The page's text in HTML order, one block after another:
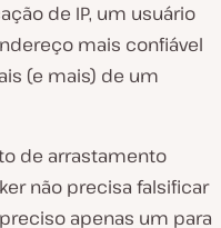
de IP, um usuário
mais confiável
(e mais) de um
de arrastamento
não precisa falsificar
apenas um para